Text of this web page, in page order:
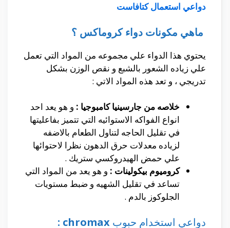
دواعي استعمال كتافاست
ماهي مكونات دواء كروماكس ؟
يحتوي هذا الدواء علي مجموعه من المواد التي تعمل
علي زياده الشعور بالشبع و نقص الوزن بشكل
تدريجي ، و تعد هذه المواد الاتي :
خلاصه من جارسينيا كامبوجيا : و هو يعد احد
انواع الفواكه الاستوائيه التي تتميز بفاعليتها
في تقليل الحاجه لتناول الطعام بالاضفه
لزياده معدلات حرق الدهون نظرا لاحتوائها
علي حمض الهيدروكسي ستريك .
كروميوم بيكولينات : و هو يعد من المواد التي
تساعد في تقليل الشهيه و ضبط مستويات
الجلوكوز بالدم .
دواعي استخدام حبوب chromax :